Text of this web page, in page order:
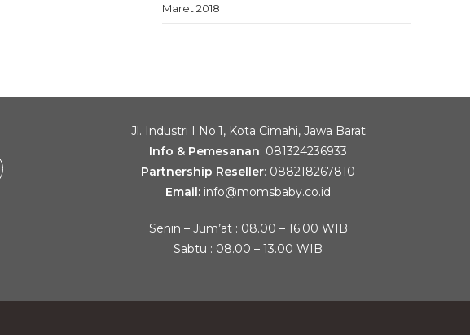
Maret 2018
Jl. Industri I No.1, Kota Cimahi, Jawa Barat
Info & Pemesanan: 081324236933
Partnership Reseller: 088218267810
Email: info@momsbaby.co.id
Senin – Jum’at : 08.00 – 16.00 WIB
Sabtu : 08.00 – 13.00 WIB